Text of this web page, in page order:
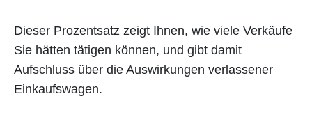
Dieser Prozentsatz zeigt Ihnen, wie viele Verkäufe
Sie hätten tätigen können, und gibt damit
Aufschluss über die Auswirkungen verlassener
Einkaufswagen.